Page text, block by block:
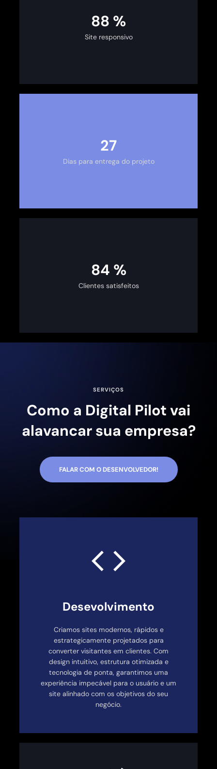
100 %
Site responsivo
30
Dias para entrega do projeto
100 %
Clientes satisfeitos
SERVIÇOS
Como a Digital Pilot vai
alavancar sua empresa?
FALAR COM O DESENVOLVEDOR!
Desevolvimento
Criamos sites modernos, rápidos e
estrategicamente projetados para
converter visitantes em clientes. Com
design intuitivo, estrutura otimizada e
tecnologia de ponta, garantimos uma
experiência impecável para o usuário e um
site alinhado com os objetivos do seu
negócio.